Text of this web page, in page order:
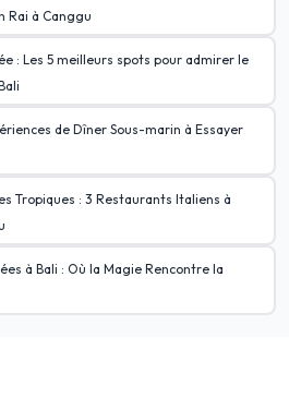
Rai à Canggu
: Les 5 meilleurs spots pour admirer le
de Dîner Sous-marin à Essayer
Tropiques : 3 Restaurants Italiens à
à Bali : Où la Magie Rencontre la